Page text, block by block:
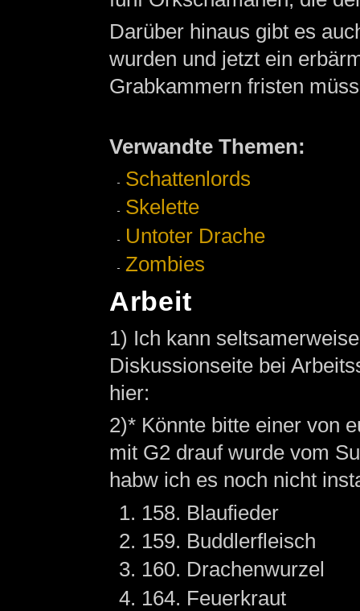
Darüber hinaus gibt es
wurden und jetzt ein
Grabkammern fristen
Verwandte Themen:
Schattenlords
Skelette
Untoter Drache
Zombies
Arbeit
1) Ich kann
Diskussionseite bei
hier:
2)* Könnte bitte einer von
mit G2 drauf wurde vom
habw ich es noch nicht
158. Blaufieder
159. Buddlerfleisch
160. Drachenwurzel
164. Feuerkraut